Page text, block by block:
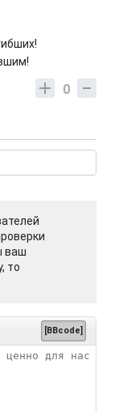
0
ваш
то
[BBcode]